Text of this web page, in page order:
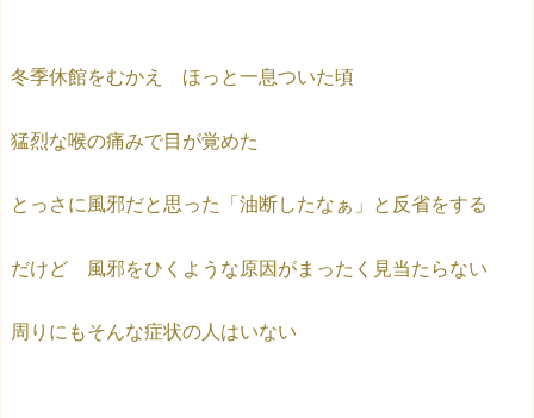
冬季休館をむかえ ほっと一息ついた頃
猛烈な喉の痛みで目が覚めた
とっさに風邪だと思った「油断したなぁ」と反省をする
だけど 風邪をひくような原因がまったく見当たらない
周りにもそんな症状の人はいない